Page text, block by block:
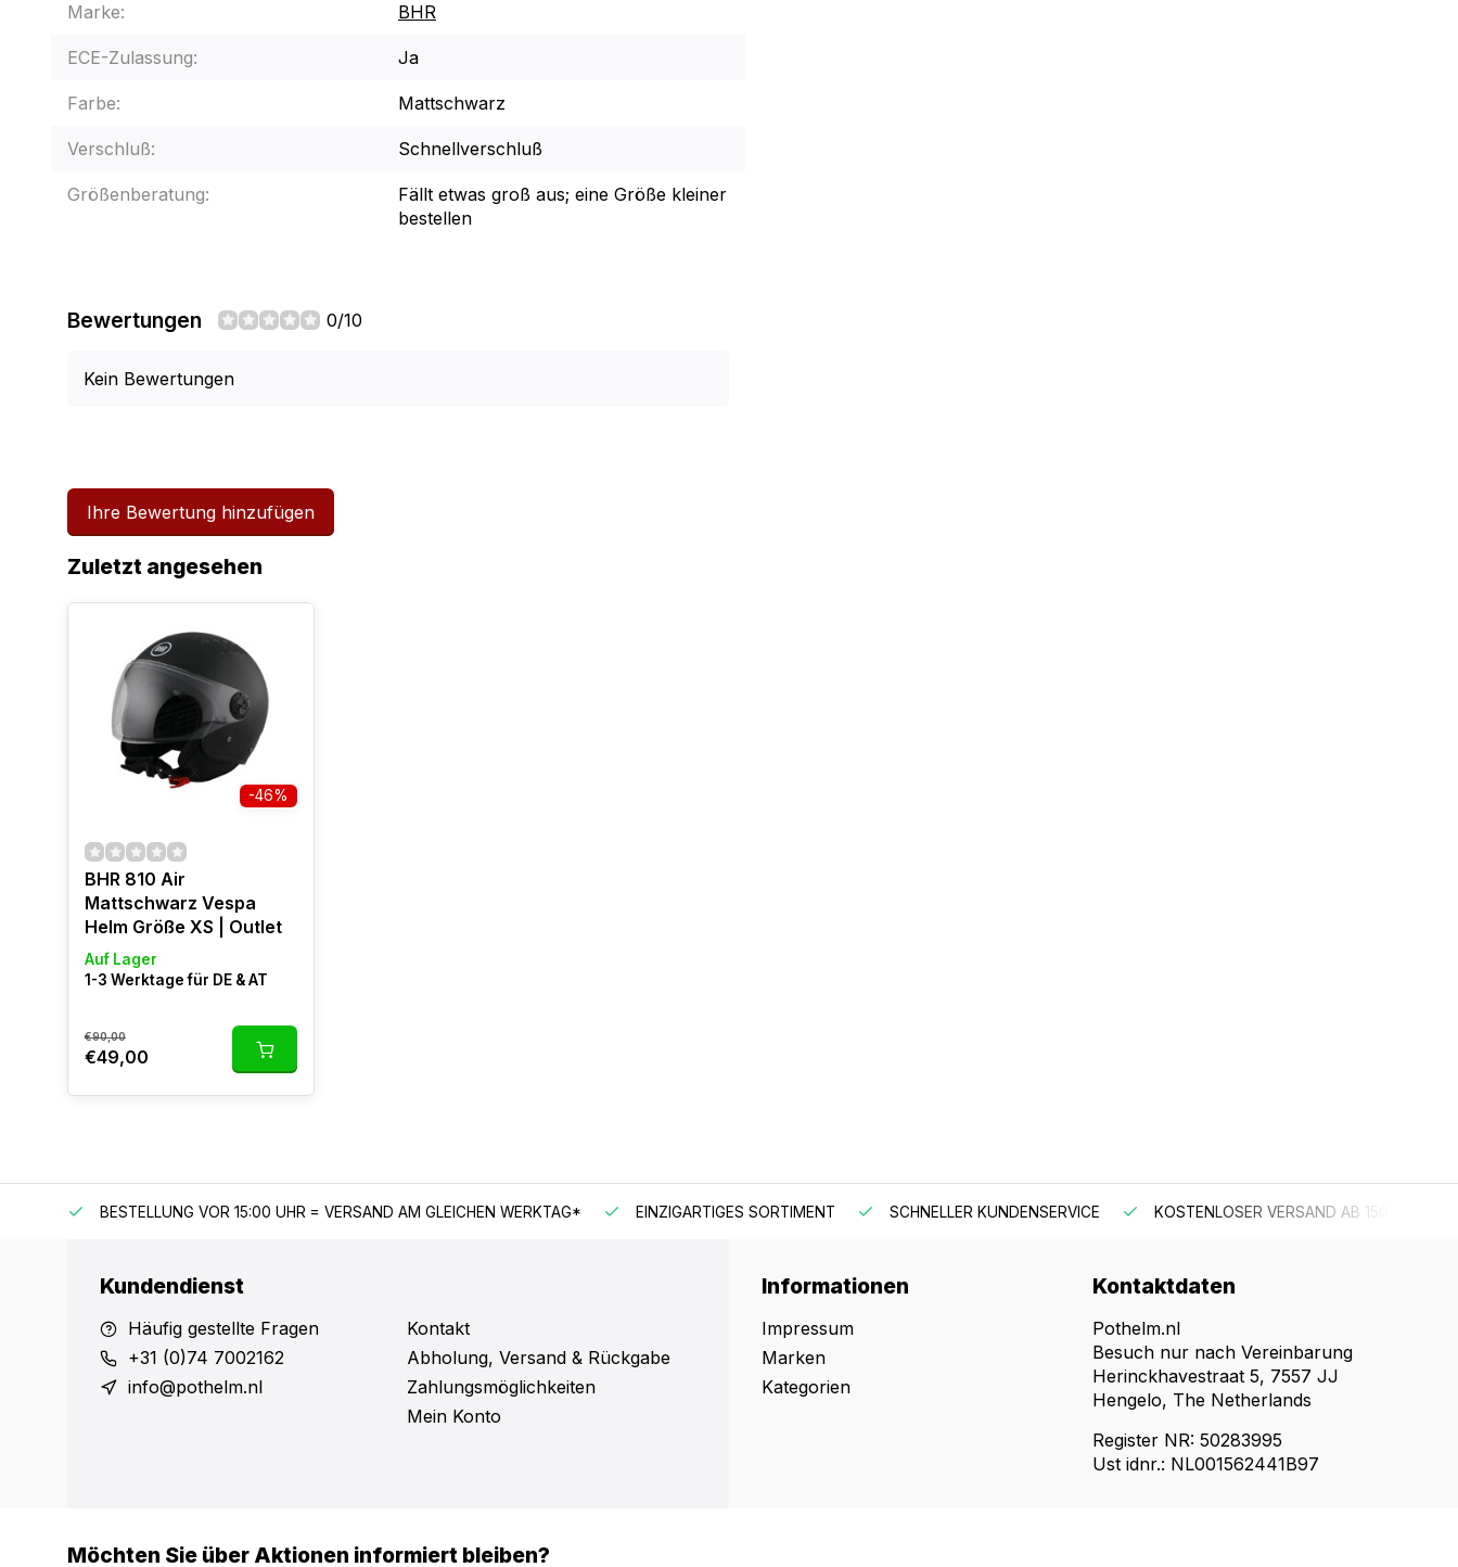
Marke: BHR
ECE-Zulassung: Ja
Farbe: Mattschwarz
Verschluß: Schnellverschluß
Größenberatung:
Fällt etwas groß aus; eine Größe kleiner
bestellen
Bewertungen 0/10
Kein Bewertungen
Ihre Bewertung hinzufügen
Zuletzt angesehen
-46%
BHR 810 Air
Mattschwarz Vespa
Helm Größe XS | Outlet
Auf Lager
1-3 Werktage für DE & AT
€90,00
€49,00
BESTELLUNG VOR 15:00 UHR = VERSAND AM GLEICHEN WERKTAG* EINZIGARTIGES SORTIMENT SCHNELLER KUNDENSERVICE KOSTENLOSER VERSAND AB 150 €
Kundendienst
Häufig gestellte Fragen
+31 (0)74 7002162
info@pothelm.nl
Kontakt
Abholung, Versand & Rückgabe
Zahlungsmöglichkeiten
Mein Konto
Informationen
Impressum
Marken
Kategorien
Kontaktdaten
Pothelm.nl
Besuch nur nach Vereinbarung
Herinckhavestraat 5, 7557 JJ
Hengelo, The Netherlands
Register NR: 50283995
Ust idnr.: NL001562441B97
Möchten Sie über Aktionen informiert bleiben?